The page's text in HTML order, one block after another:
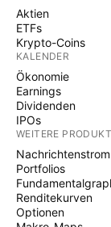
Aktien
ETFs
Krypto-Coins
KALENDER
Ökonomie
Earnings
Dividenden
IPOs
WEITERE
Nachrichtenstrom
Portfolios
Renditekurven
Optionen